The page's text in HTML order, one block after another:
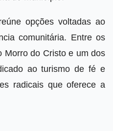
opções voltadas ao
comunitária. Entre os
Morro do Cristo e um dos
ao turismo de fé e
radicais que oferece a